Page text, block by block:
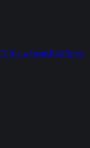
ShowSportsKidsNews